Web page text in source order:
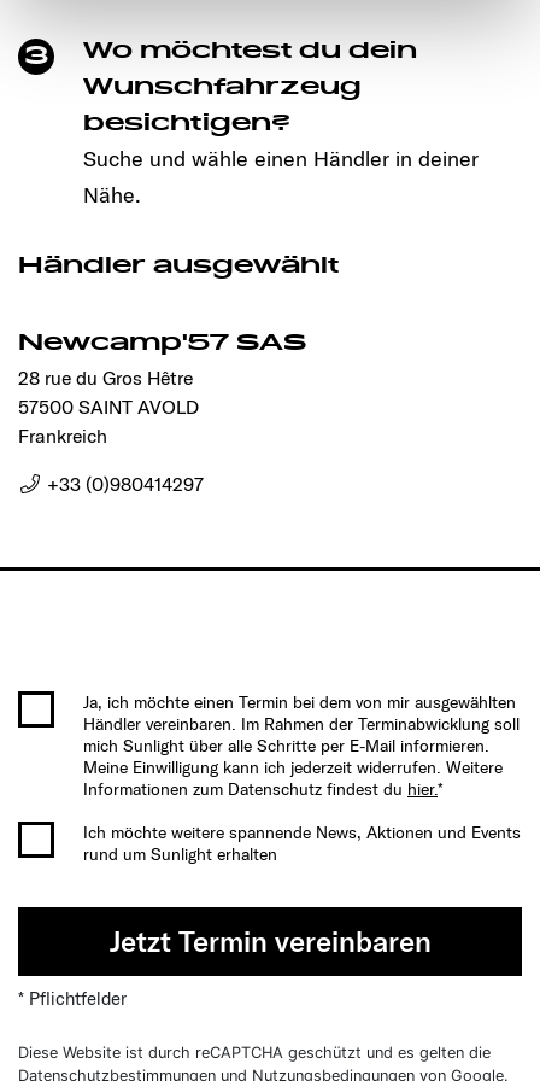
den störungsfreien Betrieb der Webseite und die
Ermöglichung der Seitennavigation erforderlich sind.
3
Wo möchtest du dein
Wunschfahrzeug
besichtigen?
Suche und wähle einen Händler in deiner
Nähe.
Händler ausgewählt
Newcamp'57 SAS
28 rue du Gros Hêtre
57500 SAINT AVOLD
Frankreich
+33 (0)980414297
Ja, ich möchte einen Termin bei dem von mir ausgewählten
Händler vereinbaren. Im Rahmen der Terminabwicklung soll
mich Sunlight über alle Schritte per E-Mail informieren.
Meine Einwilligung kann ich jederzeit widerrufen. Weitere
Informationen zum Datenschutz findest du hier.*
Ich möchte weitere spannende News, Aktionen und Events
rund um Sunlight erhalten
Jetzt Termin vereinbaren
* Pflichtfelder
Diese Website ist durch reCAPTCHA geschützt und es gelten die
Datenschutzbestimmungen und Nutzungsbedingungen von Google.